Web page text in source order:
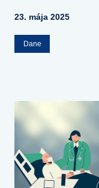
23. mája 2025
Dane